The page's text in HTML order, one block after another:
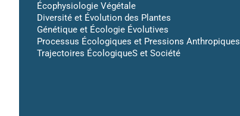
Écophysiologie Végétale
Diversité et Évolution des Plantes
Génétique et Écologie Évolutives
Processus Écologiques et Pressions Anthropiques
Trajectoires ÉcologiqueS et Société